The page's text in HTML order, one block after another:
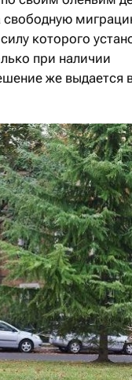
свободную
которого
при наличии
же выдается